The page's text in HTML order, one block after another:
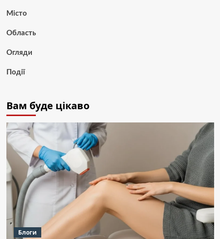
Місто
Область
Огляди
Події
Вам буде цікаво
Блоги